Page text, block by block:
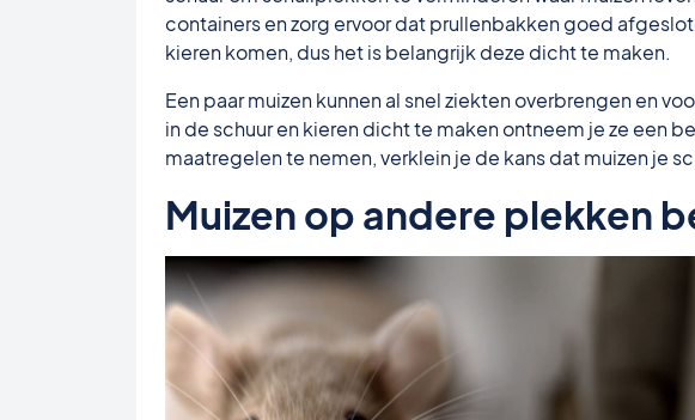
containers en zorg ervoor dat prullenbakken goed
kieren komen, dus het is belangrijk deze dicht te maken.
Een paar muizen kunnen al snel ziekten overbrengen en
in de schuur en kieren dicht te maken ontneem je ze een
maatregelen te nemen, verklein je de kans dat muizen je
Muizen op andere plekken